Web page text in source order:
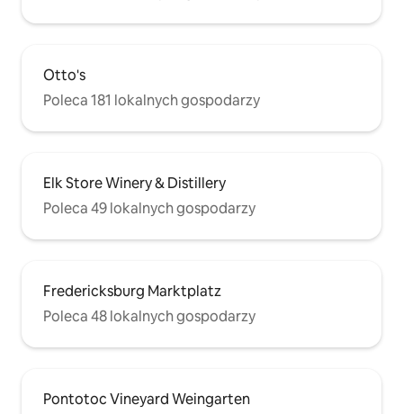
Otto's
Poleca 181 lokalnych gospodarzy
Elk Store Winery & Distillery
Poleca 49 lokalnych gospodarzy
Fredericksburg Marktplatz
Poleca 48 lokalnych gospodarzy
Pontotoc Vineyard Weingarten